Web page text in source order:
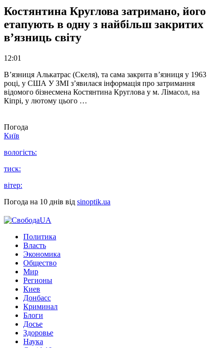
Костянтина Круглова затримано, його
етапують в одну з найбільш закритих
в’язниць світу
12:01
В’язниця Алькатрас (Скеля), та сама закрита в’язниця у 1963
році, у США У ЗМІ з’явилася інформація про затримання
відомого бізнесмена Костянтина Круглова у м. Лімасол, на
Кіпрі, у лютому цього …
Погода
Київ
вологість:
тиск:
вітер:
Погода на 10 днів від sinoptik.ua
Политика
Власть
Экономика
Общество
Мир
Регионы
Киев
Донбасс
Криминал
Блоги
Досье
Здоровье
Наука